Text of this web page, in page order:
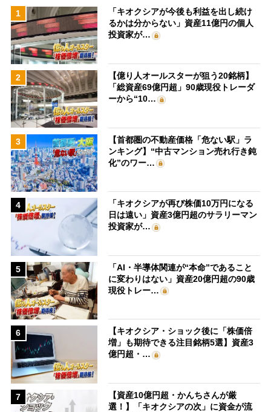
1
「キオクシアが今後も利益を出し続け
るかは分からない」資産11億円の個人
投資家が…
2
【億り人オールスターが狙う20銘柄】
「総資産69億円超」90歳現役トレーダ
ーから“10…
3
【首都圏の不動産価格「危ない駅」ラ
ンキング】“中古マンション売れ行き鈍
化”のワー…
4
「キオクシアが再び株価10万円になる
日は遠い」資産3億円超のサラリーマン
投資家が…
5
「AI・半導体関連が“本命”であること
に変わりはない」資産20億円超の90歳
現役トレー…
6
【キオクシア・ショック後に「株価倍
増」も期待できる注目銘柄5選】資産3
億円超・…
7
【資産10億円超・かんちさんが厳
選！】「キオクシアの次」に資金が流